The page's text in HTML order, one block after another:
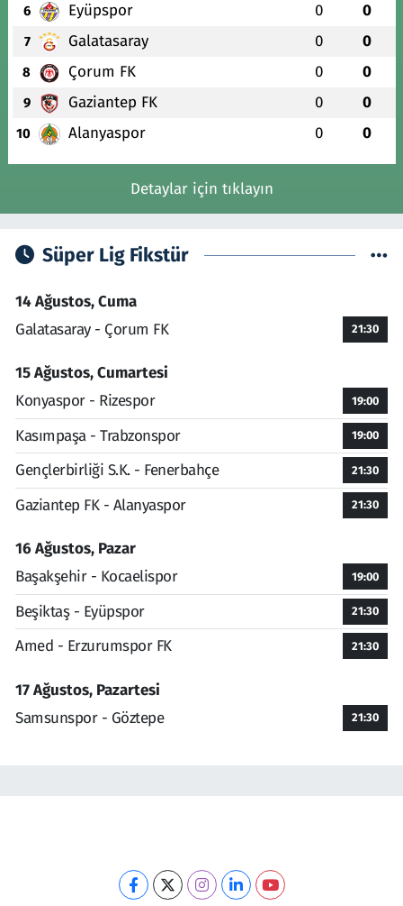
6 Eyüpspor 0 0
7 Galatasaray 0 0
8 Çorum FK 0 0
9 Gaziantep FK 0 0
10 Alanyaspor 0 0
Detaylar için tıklayın
Süper Lig Fikstür
14 Ağustos, Cuma
Galatasaray - Çorum FK
21:30
15 Ağustos, Cumartesi
Konyaspor - Rizespor
19:00
Kasımpaşa - Trabzonspor 19:00
Gençlerbirliği S.K. - Fenerbahçe 21:30
Gaziantep FK - Alanyaspor 21:30
16 Ağustos, Pazar
Başakşehir - Kocaelispor
19:00
Beşiktaş - Eyüpspor 21:30
Amed - Erzurumspor FK 21:30
17 Ağustos, Pazartesi
Samsunspor - Göztepe
21:30